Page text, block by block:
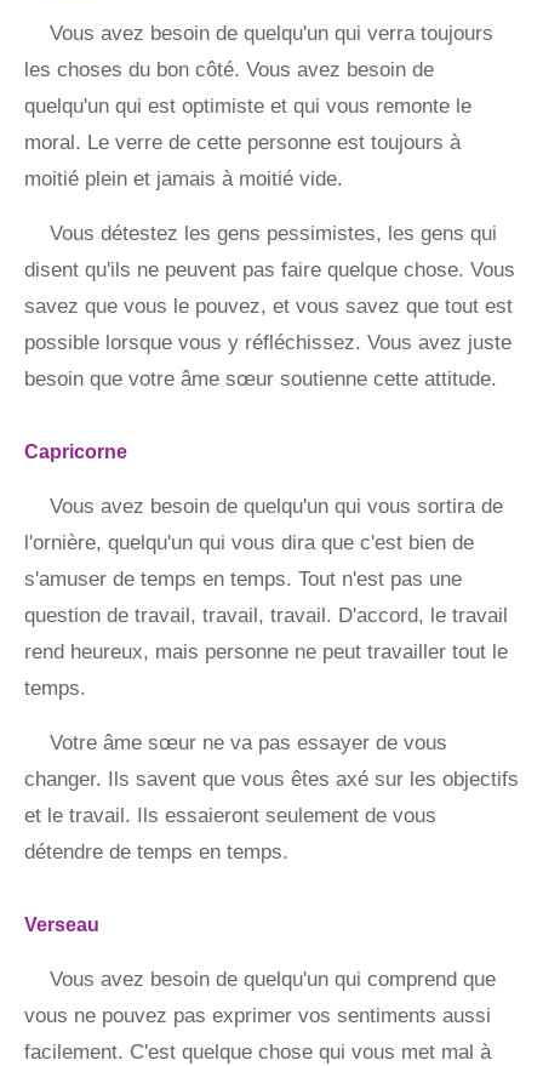
Vous avez besoin de quelqu'un qui verra toujours
les choses du bon côté. Vous avez besoin de
quelqu'un qui est optimiste et qui vous remonte le
moral. Le verre de cette personne est toujours à
moitié plein et jamais à moitié vide.
Vous détestez les gens pessimistes, les gens qui
disent qu'ils ne peuvent pas faire quelque chose. Vous
savez que vous le pouvez, et vous savez que tout est
possible lorsque vous y réfléchissez. Vous avez juste
besoin que votre âme sœur soutienne cette attitude.
Capricorne
Vous avez besoin de quelqu'un qui vous sortira de
l'ornière, quelqu'un qui vous dira que c'est bien de
s'amuser de temps en temps. Tout n'est pas une
question de travail, travail, travail. D'accord, le travail
rend heureux, mais personne ne peut travailler tout le
temps.
Votre âme sœur ne va pas essayer de vous
changer. Ils savent que vous êtes axé sur les objectifs
et le travail. Ils essaieront seulement de vous
détendre de temps en temps.
Verseau
Vous avez besoin de quelqu'un qui comprend que
vous ne pouvez pas exprimer vos sentiments aussi
facilement. C'est quelque chose qui vous met mal à